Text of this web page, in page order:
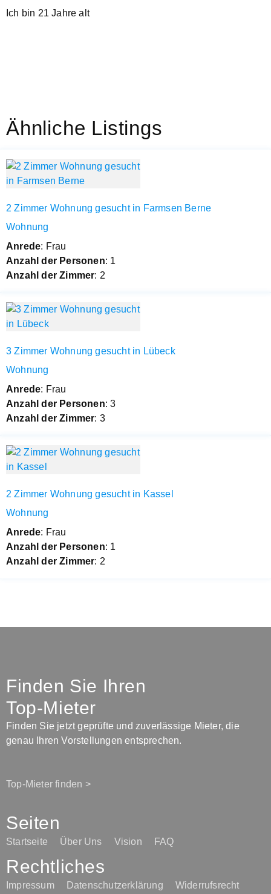
Ich bin 21 Jahre alt
Ähnliche Listings
2 Zimmer Wohnung gesucht in Farmsen Berne
Wohnung
Anrede: Frau
Anzahl der Personen: 1
Anzahl der Zimmer: 2
3 Zimmer Wohnung gesucht in Lübeck
Wohnung
Anrede: Frau
Anzahl der Personen: 3
Anzahl der Zimmer: 3
2 Zimmer Wohnung gesucht in Kassel
Wohnung
Anrede: Frau
Anzahl der Personen: 1
Anzahl der Zimmer: 2
Finden Sie Ihren
Top-Mieter
Finden Sie jetzt geprüfte und zuverlässige Mieter, die
genau Ihren Vorstellungen entsprechen.
Top-Mieter finden >
Seiten
Startseite Über Uns Vision FAQ
Rechtliches
Impressum Datenschutzerklärung Widerrufsrecht